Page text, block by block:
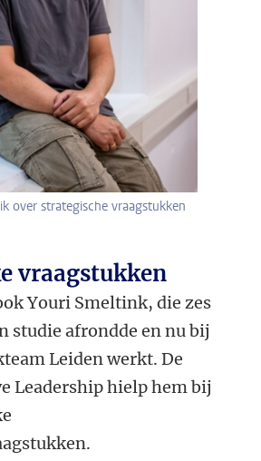
over strategische vraagstukken
vraagstukken
Youri Smeltink, die zes
studie afrondde en nu bij
Leiden werkt. De
Leadership hielp hem bij